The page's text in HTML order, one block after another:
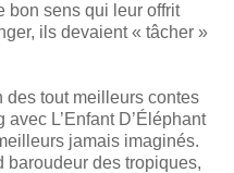
bon sens qui leur offrit
ils devaient « tâcher »
des tout meilleurs contes
L’Enfant D’Éléphant
jamais imaginés.
baroudeur des tropiques,